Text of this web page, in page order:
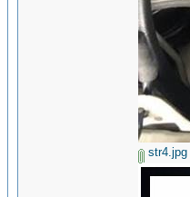
str4.jpg